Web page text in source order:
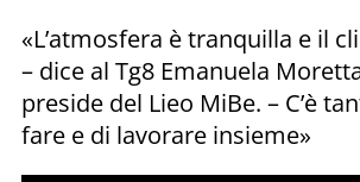
«L’atmosfera è tranquilla e il
– dice al Tg8 Emanuela
preside del Lieo MiBe. – C’è
fare e di lavorare insieme»